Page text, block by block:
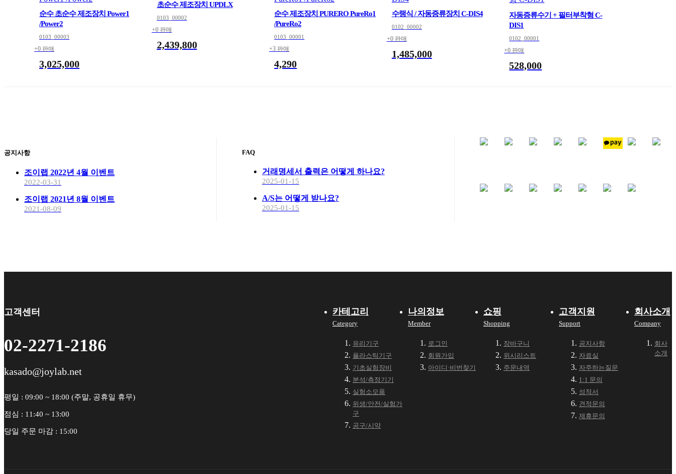
순수 초순수 제조장치 Power1
/Power2
0103_00003
+0 판매
3,025,000
초순수 제조장치 UPDLX
0103_00002
+0 판매
2,439,800
순수 제조장치 PURERO PureRo1
/PureRo2
0103_00001
+3 판매
4,290
수랭식 / 자동증류장치 C-DIS4
0102_00002
+0 판매
1,485,000
자동증류수기 + 필터부착형 C-
DIS1
0102_00001
+0 판매
528,000
공지사항
조이랩 2022년 4월 이벤트
2022-03-31
조이랩 2021년 8월 이벤트
2021-08-09
FAQ
거래명세서 출력은 어떻게 하나요?
2025-01-15
A/S는 어떻게 받나요?
2025-01-15
고객센터
02-2271-2186
kasado@joylab.net
평일 : 09:00 ~ 18:00 (주말, 공휴일 휴무)
점심 : 11:40 ~ 13:00
당일 주문 마감 : 15:00
카테고리
Category
유리기구
플라스틱기구
기초실험장비
분석/측정기기
실험소모품
위생/안전/실험가
구
공구/시약
나의정보
Member
로그인
회원가입
아이디·비번찾기
쇼핑
Shopping
장바구니
위시리스트
주문내역
고객지원
Support
공지사항
자료실
자주하는질문
1:1 문의
성적서
견적문의
제휴문의
회사소개
Company
회사
소개